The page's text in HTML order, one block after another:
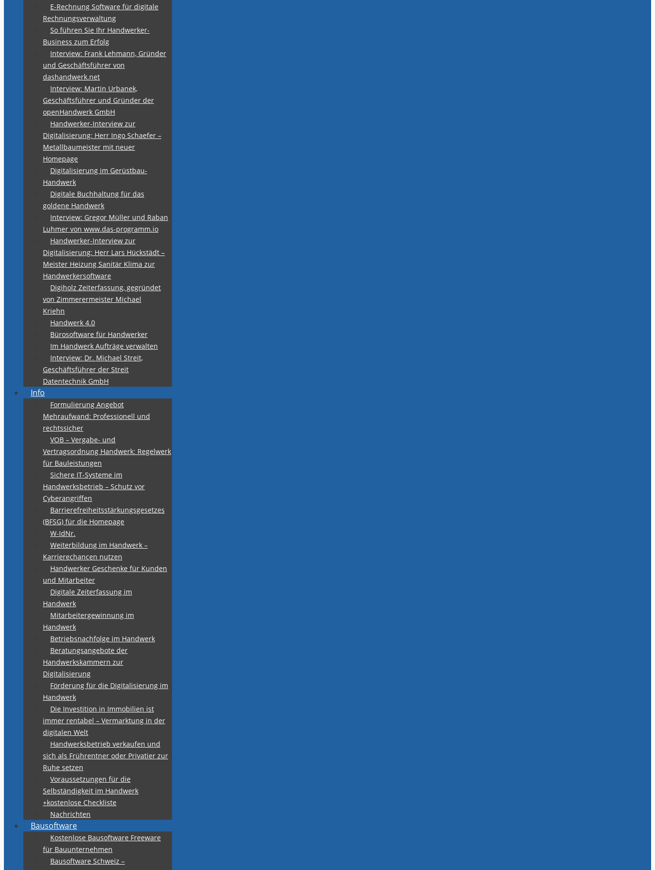
E-Rechnung Software für digitale
Rechnungsverwaltung
So führen Sie Ihr Handwerker-
Business zum Erfolg
Interview: Frank Lehmann, Gründer
und Geschäftsführer von
dashandwerk.net
Interview: Martin Urbanek,
Geschäftsführer und Gründer der
openHandwerk GmbH
Handwerker-Interview zur
Digitalisierung: Herr Ingo Schaefer –
Metallbaumeister mit neuer
Homepage
Digitalisierung im Gerüstbau-
Handwerk
Digitale Buchhaltung für das
goldene Handwerk
Interview: Gregor Müller und Raban
Luhmer von www.das-programm.io
Handwerker-Interview zur
Digitalisierung: Herr Lars Hückstädt –
Meister Heizung Sanitär Klima zur
Handwerkersoftware
Digiholz Zeiterfassung, gegründet
von Zimmerermeister Michael
Kriehn
Handwerk 4.0
Bürosoftware für Handwerker
Im Handwerk Aufträge verwalten
Interview: Dr. Michael Streit,
Geschäftsführer der Streit
Datentechnik GmbH
Info
Formulierung Angebot
Mehraufwand: Professionell und
rechtssicher
VOB – Vergabe- und
Vertragsordnung Handwerk: Regelwerk
für Bauleistungen
Sichere IT-Systeme im
Handwerksbetrieb – Schutz vor
Cyberangriffen
Barrierefreiheitsstärkungsgesetzes
(BFSG) für die Homepage
W-IdNr.
Weiterbildung im Handwerk –
Karrierechancen nutzen
Handwerker Geschenke für Kunden
und Mitarbeiter
Digitale Zeiterfassung im
Handwerk
Mitarbeitergewinnung im
Handwerk
Betriebsnachfolge im Handwerk
Beratungsangebote der
Handwerkskammern zur
Digitalisierung
Förderung für die Digitalisierung im
Handwerk
Die Investition in Immobilien ist
immer rentabel – Vermarktung in der
digitalen Welt
Handwerksbetrieb verkaufen und
sich als Frührentner oder Privatier zur
Ruhe setzen
Voraussetzungen für die
Selbständigkeit im Handwerk
+kostenlose Checkliste
Nachrichten
Bausoftware
Kostenlose Bausoftware Freeware
für Bauunternehmen
Bausoftware Schweiz –